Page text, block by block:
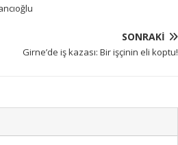
SONRAKI
Girne’de iş kazası: Bir işçinin eli koptu!